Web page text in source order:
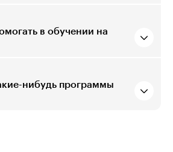
в обучении на
нибудь программы